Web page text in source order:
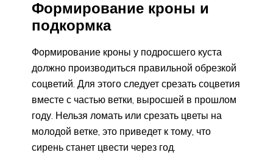
Формирование кроны и
подкормка
Формирование кроны у подросшего куста
должно производиться правильной обрезкой
соцветий. Для этого следует срезать соцветия
вместе с частью ветки, выросшей в прошлом
году. Нельзя ломать или срезать цветы на
молодой ветке, это приведет к тому, что
сирень станет цвести через год.